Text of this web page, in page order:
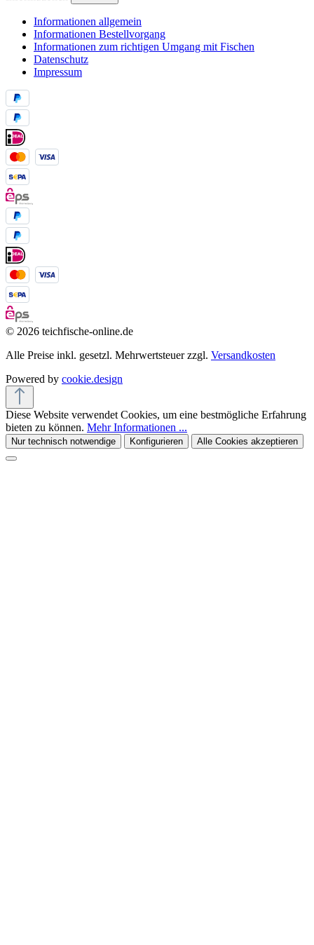
Informationen allgemein
Informationen Bestellvorgang
Informationen zum richtigen Umgang mit Fischen
Datenschutz
Impressum
© 2026 teichfische-online.de
Alle Preise inkl. gesetzl. Mehrwertsteuer zzgl. Versandkosten
Powered by cookie.design
Diese Website verwendet Cookies, um eine bestmögliche Erfahrung
bieten zu können. Mehr Informationen ...
Nur technisch notwendige Konfigurieren Alle Cookies akzeptieren